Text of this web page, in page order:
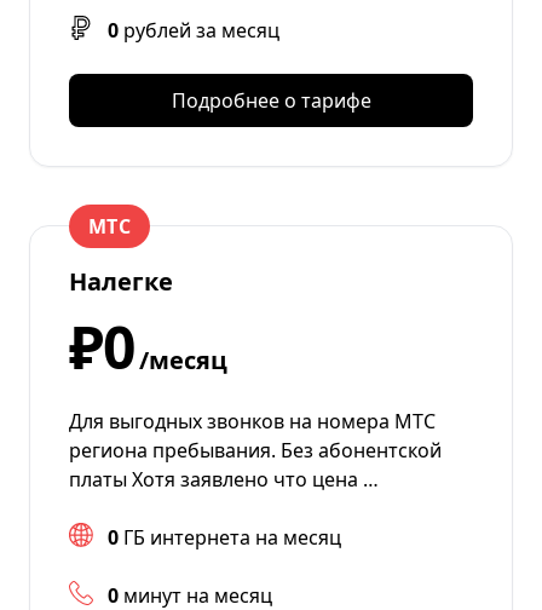
0 рублей за месяц
Подробнее о тарифе
МТС
Налегке
₽0/месяц
Для выгодных звонков на номера МТС
региона пребывания. Без абонентской
платы Хотя заявлено что цена …
0 ГБ интернета на месяц
0 минут на месяц